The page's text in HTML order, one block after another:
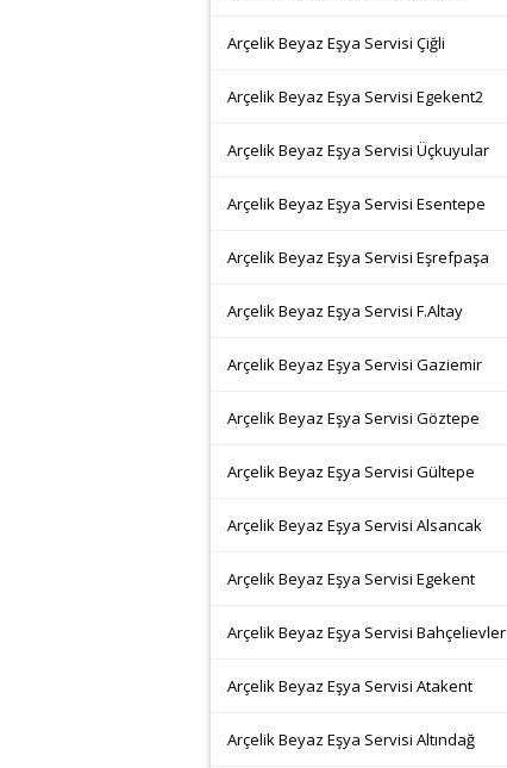
Arçelik Beyaz Eşya Servisi Çiğli
Arçelik Beyaz Eşya Servisi Egekent2
Arçelik Beyaz Eşya Servisi Üçkuyular
Arçelik Beyaz Eşya Servisi Esentepe
Arçelik Beyaz Eşya Servisi Eşrefpaşa
Arçelik Beyaz Eşya Servisi F.Altay
Arçelik Beyaz Eşya Servisi Gaziemir
Arçelik Beyaz Eşya Servisi Göztepe
Arçelik Beyaz Eşya Servisi Gültepe
Arçelik Beyaz Eşya Servisi Alsancak
Arçelik Beyaz Eşya Servisi Egekent
Arçelik Beyaz Eşya Servisi Bahçelievler
Arçelik Beyaz Eşya Servisi Atakent
Arçelik Beyaz Eşya Servisi Altındağ